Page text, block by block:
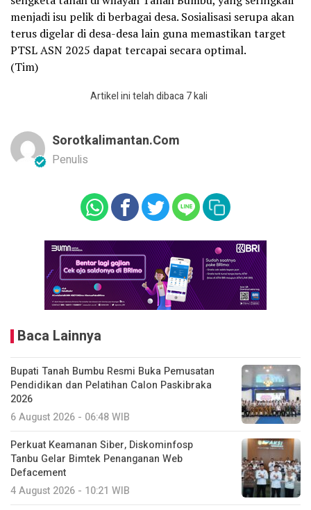
menjadi isu pelik di berbagai desa. Sosialisasi serupa akan
terus digelar di desa-desa lain guna memastikan target
PTSL ASN 2025 dapat tercapai secara optimal.
(Tim)
Artikel ini telah dibaca 7 kali
Sorotkalimantan.com
Penulis
Baca Lainnya
Bupati Tanah Bumbu Resmi Buka Pemusatan
Pendidikan dan Pelatihan Calon Paskibraka
2026
6 August 2026 - 06:48 WIB
Perkuat Keamanan Siber, Diskominfosp
Tanbu Gelar Bimtek Penanganan Web
Defacement
4 August 2026 - 10:21 WIB